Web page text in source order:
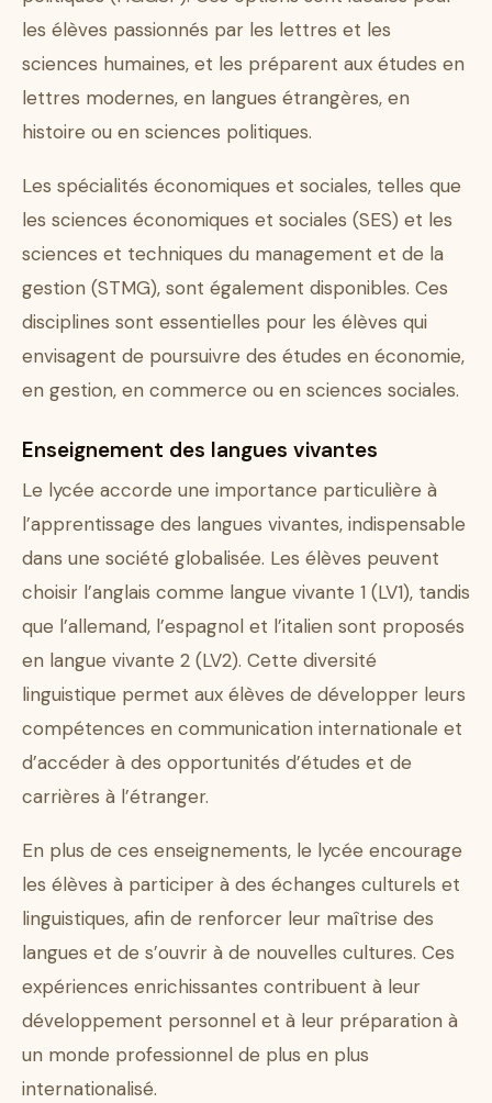
les élèves passionnés par les lettres et les
sciences humaines, et les préparent aux études en
lettres modernes, en langues étrangères, en
histoire ou en sciences politiques.
Les spécialités économiques et sociales, telles que
les sciences économiques et sociales (SES) et les
sciences et techniques du management et de la
gestion (STMG), sont également disponibles. Ces
disciplines sont essentielles pour les élèves qui
envisagent de poursuivre des études en économie,
en gestion, en commerce ou en sciences sociales.
Enseignement des langues vivantes
Le lycée accorde une importance particulière à
l’apprentissage des langues vivantes, indispensable
dans une société globalisée. Les élèves peuvent
choisir l’anglais comme langue vivante 1 (LV1), tandis
que l’allemand, l’espagnol et l’italien sont proposés
en langue vivante 2 (LV2). Cette diversité
linguistique permet aux élèves de développer leurs
compétences en communication internationale et
d’accéder à des opportunités d’études et de
carrières à l’étranger.
En plus de ces enseignements, le lycée encourage
les élèves à participer à des échanges culturels et
linguistiques, afin de renforcer leur maîtrise des
langues et de s’ouvrir à de nouvelles cultures. Ces
expériences enrichissantes contribuent à leur
développement personnel et à leur préparation à
un monde professionnel de plus en plus
internationalisé.